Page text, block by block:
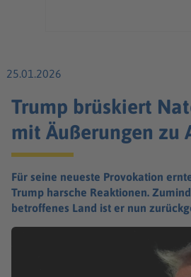
25.01.2026
Trump brüskiert
mit Äußerungen zu
Für seine neueste Provokation
Trump harsche Reaktionen.
betroffenes Land ist er nun